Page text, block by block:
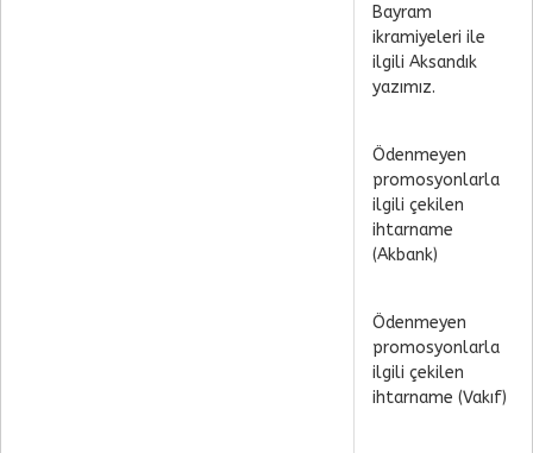
Bayram
ikramiyeleri ile
ilgili Aksandık
yazımız.
Ödenmeyen
promosyonlarla
ilgili çekilen
ihtarname
(Akbank)
Ödenmeyen
promosyonlarla
ilgili çekilen
ihtarname (Vakıf)